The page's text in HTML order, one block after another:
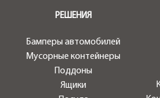
РЕШЕНИЯ
Бамперы автомобилей
Мусорные контейнеры
Поддоны
Ящики